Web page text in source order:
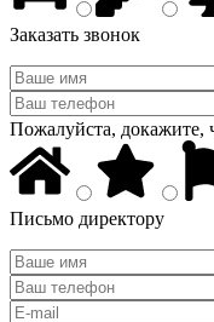
Заказать звонок
Пожалуйста, докажите,
Письмо директору